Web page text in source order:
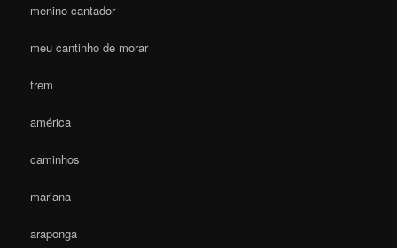
menino cantador
meu cantinho de morar
trem
américa
caminhos
mariana
araponga